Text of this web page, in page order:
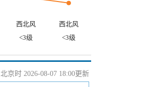
西北风
西北风
<3级 <3级
北京时 2026-08-07 18:00更新